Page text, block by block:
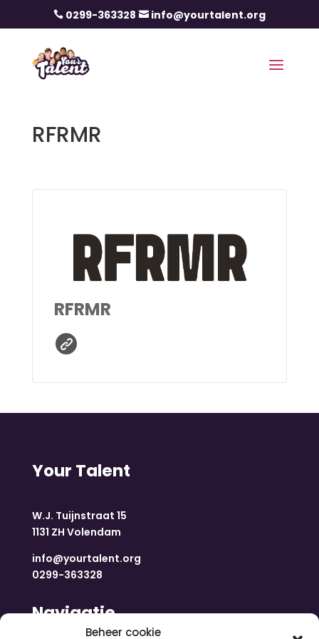
Beheer cookie
 0299-363328  info@yourtalent.org
RFRMR
RFRMR
Your Talent
W.J. Tuijnstraat 15
1131 ZH Volendam
info@yourtalent.org
0299-363328
Navigatie